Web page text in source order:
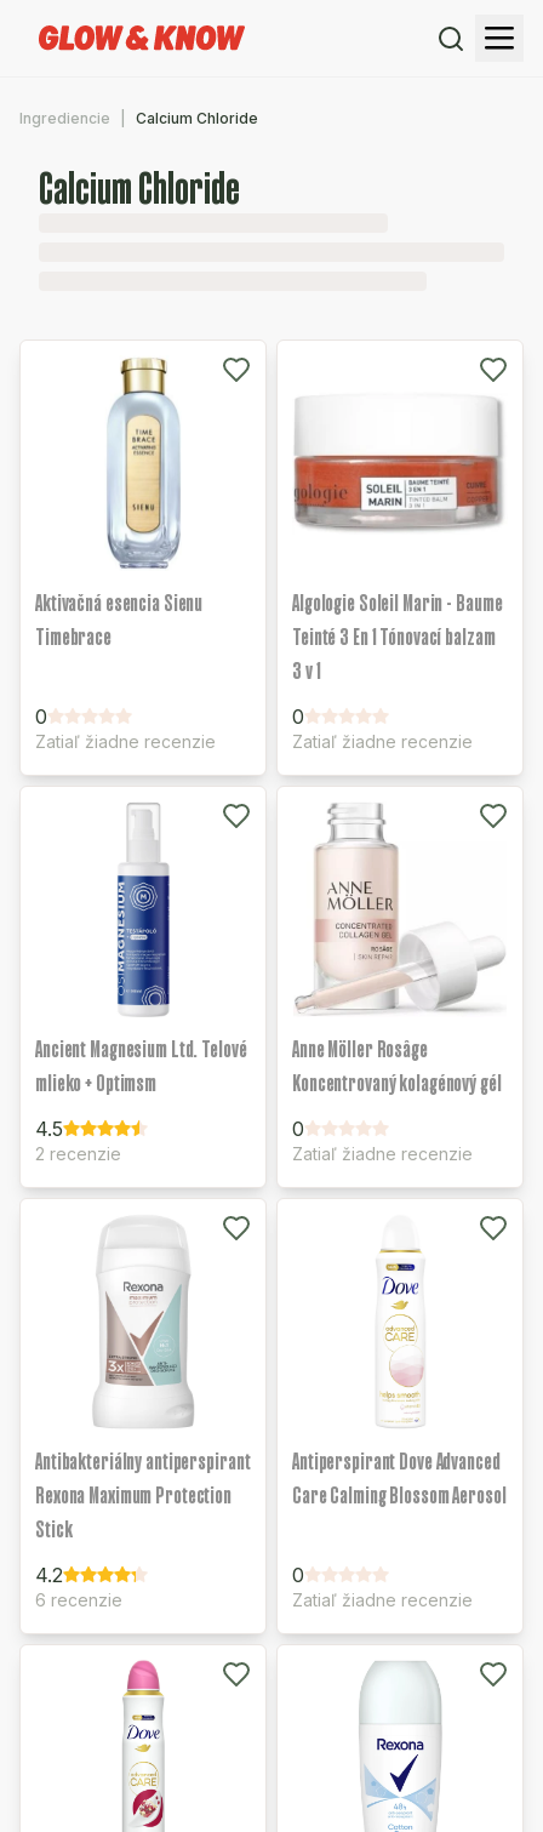
Ingrediencie Calcium Chloride
Calcium Chloride
Aktivačná esencia Sienu
Timebrace
0
Zatiaľ žiadne recenzie
Algologie Soleil Marin - Baume
Teinté 3 En 1 Tónovací balzam
3 v 1
0
Zatiaľ žiadne recenzie
Ancient Magnesium Ltd. Telové
mlieko + Optimsm
4.5
2 recenzie
Anne Möller Rosâge
Koncentrovaný kolagénový gél
0
Zatiaľ žiadne recenzie
Antibakteriálny antiperspirant
Rexona Maximum Protection
Stick
4.2
6 recenzie
Antiperspirant Dove Advanced
Care Calming Blossom Aerosol
0
Zatiaľ žiadne recenzie